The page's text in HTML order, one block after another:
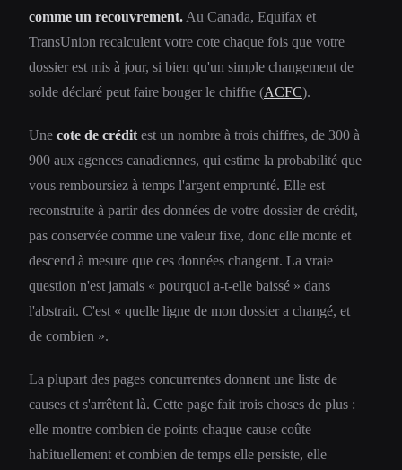
comme un recouvrement. Au Canada, Equifax et
TransUnion recalculent votre cote chaque fois que votre
dossier est mis à jour, si bien qu'un simple changement de
solde déclaré peut faire bouger le chiffre (ACFC).
Une cote de crédit est un nombre à trois chiffres, de 300 à
900 aux agences canadiennes, qui estime la probabilité que
vous remboursiez à temps l'argent emprunté. Elle est
reconstruite à partir des données de votre dossier de crédit,
pas conservée comme une valeur fixe, donc elle monte et
descend à mesure que ces données changent. La vraie
question n'est jamais « pourquoi a-t-elle baissé » dans
l'abstrait. C'est « quelle ligne de mon dossier a changé, et
de combien ».
La plupart des pages concurrentes donnent une liste de
causes et s'arrêtent là. Cette page fait trois choses de plus :
elle montre combien de points chaque cause coûte
habituellement et combien de temps elle persiste, elle